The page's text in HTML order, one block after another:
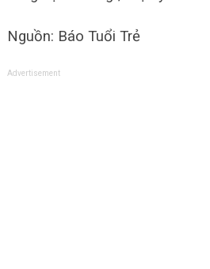
Nguồn: Báo Tuổi Trẻ
Advertisement